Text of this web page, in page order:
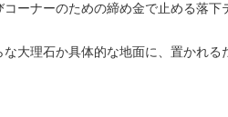
ーナーのための締め金で止める落下
大理石か具体的な地面に、置かれる